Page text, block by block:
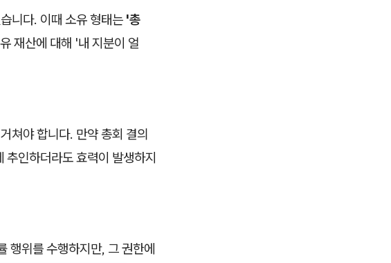
니다. 이때 소유 형태는 '총
재산에 대해 '내 지분이 얼
쳐야 합니다. 만약 총회 결의
추인하더라도 효력이 발생하지
행위를 수행하지만, 그 권한에